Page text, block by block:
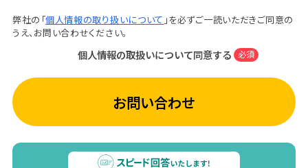
弊社の「個人情報の取り扱いについて 」を必ずご一読いただきご同意の
うえ、お問い合わせください。
個人情報の取扱いについて同意する 必須
お問い合わせ